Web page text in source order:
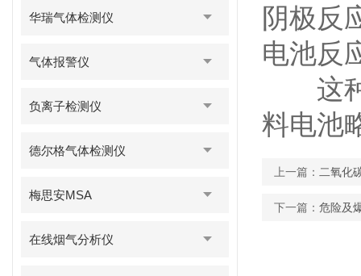
华瑞气体检测仪
气体报警仪
负离子检测仪
德尔格气体检测仪
梅思安MSA
在线烟气分析仪
阴极反
电池反
这种
料电池
上一篇： 二氧化
下一篇： 危险及